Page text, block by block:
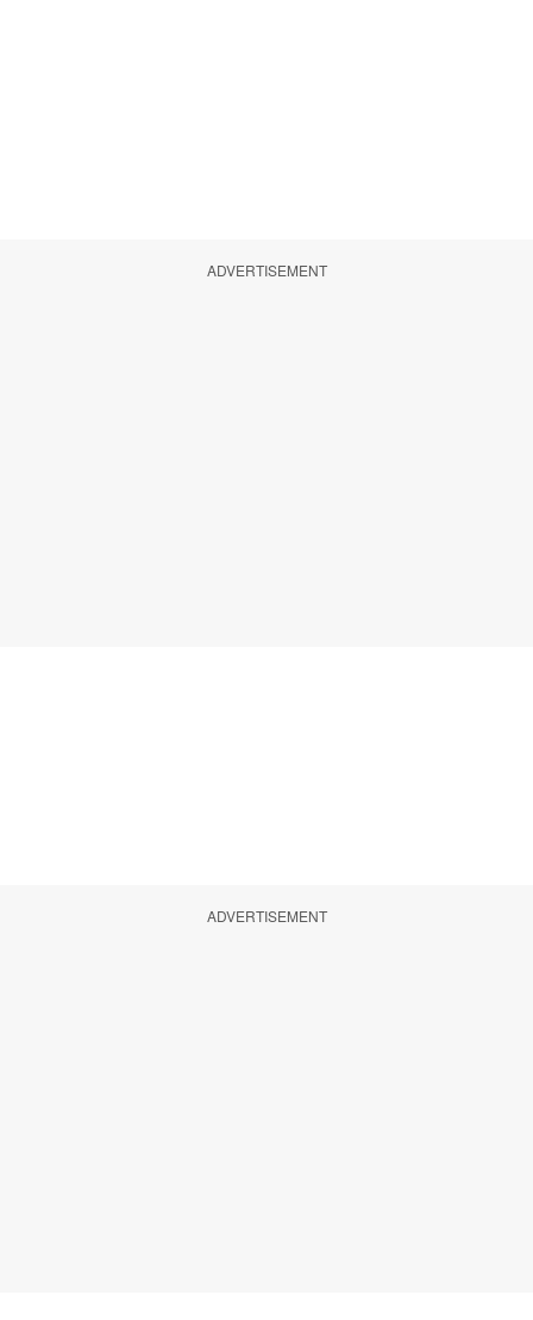
ADVERTISEMENT
ADVERTISEMENT